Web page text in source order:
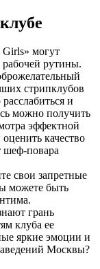
Girls» могут
рутины.
стрипклубов
и
можно получить
эффектной
качество
шеф-повара
свои запретные
можете быть
грань
клуба ее
яркие эмоции и
Москвы?